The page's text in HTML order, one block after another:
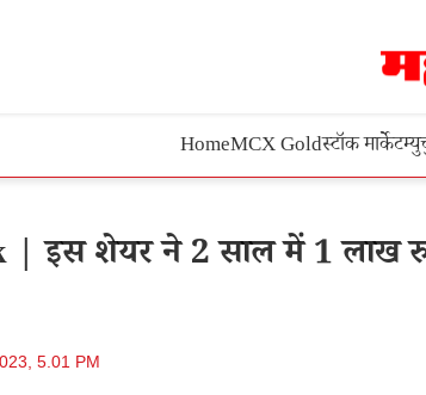
HomeMCX Goldस्टॉक मार्केट
इस शेयर ने 2 साल में 1 लाख
5.01 PM